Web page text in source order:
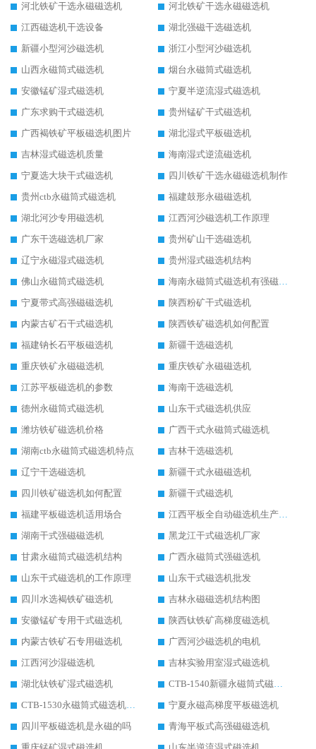
河北铁矿干选永磁磁选机
河北铁矿干选永磁磁选机
江西磁选机干选设备
湖北强磁干选磁选机
新疆小型河沙磁选机
浙江小型河沙磁选机
山西永磁筒式磁选机
烟台永磁筒式磁选机
安徽锰矿湿式磁选机
宁夏半逆流湿式磁选机
广东求购干式磁选机
贵州锰矿干式磁选机
广西褐铁矿平板磁选机图片
湖北湿式平板磁选机
吉林湿式磁选机质量
海南湿式逆流磁选机
宁夏选大块干式磁选机
四川铁矿干选永磁磁选机制作
贵州ctb永磁筒式磁选机
福建鼓形永磁磁选机
湖北河沙专用磁选机
江西河沙磁选机工作原理
广东干选磁选机厂家
贵州矿山干选磁选机
辽宁永磁湿式磁选机
贵州湿式磁选机结构
佛山永磁筒式磁选机
宁夏带式高强磁磁选机
陕西粉矿干式磁选机
内蒙古矿石干式磁选机
陕西铁矿磁选机如何配置
福建钠长石平板磁选机
新疆干选磁选机
重庆铁矿永磁磁选机
重庆铁矿永磁磁选机
江苏平板磁选机的参数
海南干选磁选机
德州永磁筒式磁选机
山东干式磁选机供应
潍坊铁矿磁选机价格
广西干式永磁筒式磁选机
湖南ctb永磁筒式磁选机特点
吉林干选磁选机
辽宁干选磁选机
新疆干式永磁磁选机
四川铁矿磁选机如何配置
新疆干式磁选机
福建平板磁选机适用场合
湖南干式强磁磁选机
黑龙江干式磁选机厂家
甘肃永磁筒式磁选机结构
广西永磁筒式强磁选机
山东干式磁选机的工作原理
山东干式磁选机批发
四川水选褐铁矿磁选机
吉林永磁磁选机结构图
安徽锰矿专用干式磁选机
陕西钛铁矿高梯度磁选机
内蒙古铁矿石专用磁选机
广西河沙磁选机的电机
江西河沙湿磁选机
吉林实验用室湿式磁选机
湖北钛铁矿湿式磁选机
宁夏永磁高梯度平板磁选机
四川平板磁选机是永磁的吗
青海平板式高强磁磁选机